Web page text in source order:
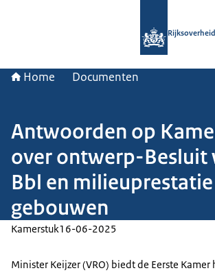
Rijksoverheid
Home Documenten
Antwoorden op
over ontwerp-Besluit
Bbl en milieuprestatie
gebouwen
Kamerstuk16-06-2025
Minister Keijzer (VRO) biedt de Eerste